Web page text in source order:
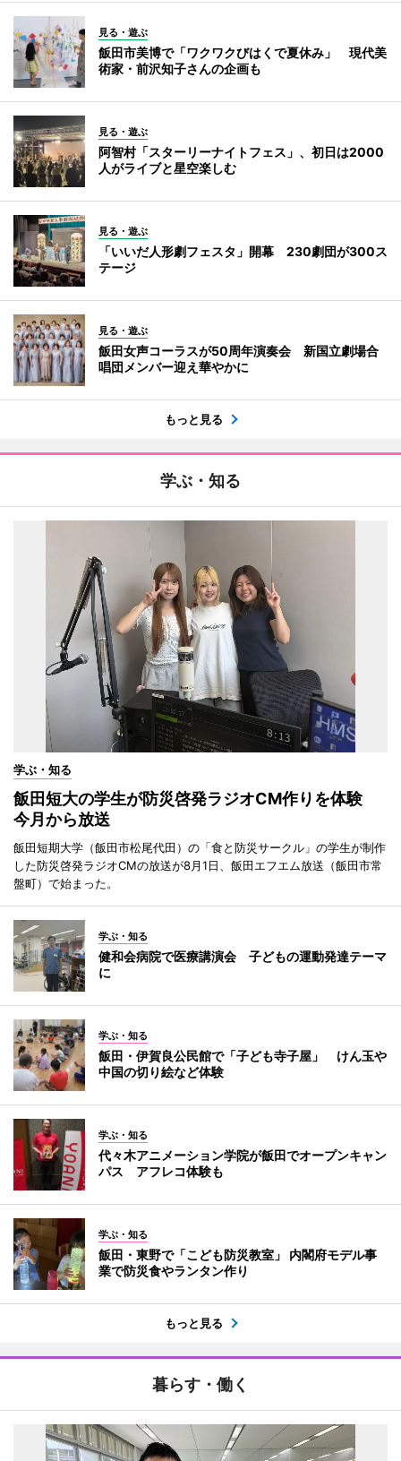
見る・遊ぶ
飯田市美博で「ワクワクびはくで夏休み」 現代美
術家・前沢知子さんの企画も
見る・遊ぶ
阿智村「スターリーナイトフェス」、初日は2000
人がライブと星空楽しむ
見る・遊ぶ
「いいだ人形劇フェスタ」開幕 230劇団が300ス
テージ
見る・遊ぶ
飯田女声コーラスが50周年演奏会 新国立劇場合
唱団メンバー迎え華やかに
もっと見る
学ぶ・知る
学ぶ・知る
飯田短大の学生が防災啓発ラジオCM作りを体験
今月から放送
飯田短期大学（飯田市松尾代田）の「食と防災サークル」の学生が制作
した防災啓発ラジオCMの放送が8月1日、飯田エフエム放送（飯田市常
盤町）で始まった。
学ぶ・知る
健和会病院で医療講演会 子どもの運動発達テーマ
に
学ぶ・知る
飯田・伊賀良公民館で「子ども寺子屋」 けん玉や
中国の切り絵など体験
学ぶ・知る
代々木アニメーション学院が飯田でオープンキャン
パス アフレコ体験も
学ぶ・知る
飯田・東野で「こども防災教室」 内閣府モデル事
業で防災食やランタン作り
もっと見る
暮らす・働く